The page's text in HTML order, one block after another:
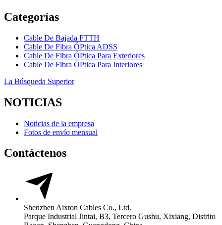
Categorías
Cable De Bajada FTTH
Cable De Fibra ÓPtica ADSS
Cable De Fibra ÓPtica Para Exteriores
Cable De Fibra ÓPtica Para Interiores
La Búsqueda Superior
NOTICIAS
Noticias de la empresa
Fotos de envío mensual
Contáctenos
Shenzhen Aixton Cables Co., Ltd.
Parque Industrial Jintai, B3, Tercero Gushu, Xixiang, Distrito